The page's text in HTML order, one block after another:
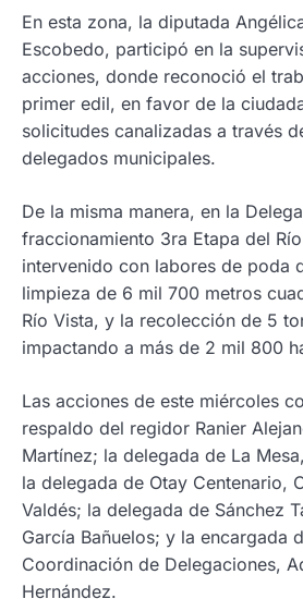
En esta zona, la diputada
Escobedo, participó en la
acciones, donde reconoció el
primer edil, en favor de la
solicitudes canalizadas a través
delegados municipales.
De la misma manera, en la
fraccionamiento 3ra Etapa del
intervenido con labores de poda
limpieza de 6 mil 700 metros
Río Vista, y la recolección de 5
impactando a más de 2 mil 800
Las acciones de este miércoles
respaldo del regidor Ranier
Martínez; la delegada de La
la delegada de Otay Centenario,
Valdés; la delegada de Sánchez
García Bañuelos; y la encargada
Coordinación de Delegaciones,
Hernández.